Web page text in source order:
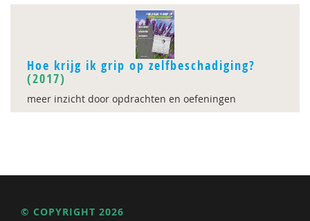
Hoe krijg ik grip op zelfbeschadiging?
(2017)
meer inzicht door opdrachten en oefeningen
© COPYRIGHT 2026